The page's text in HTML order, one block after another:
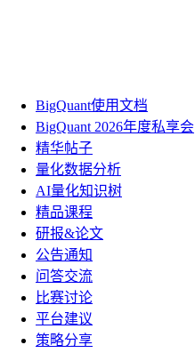
BigQuant使用文档
BigQuant 2026年度私享会
精华帖子
量化数据分析
AI量化知识树
精品课程
研报&论文
公告通知
问答交流
比赛讨论
平台建议
策略分享